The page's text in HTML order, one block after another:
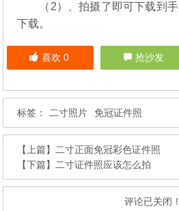
（2）、拍摄了即可下载到
下载。
喜欢 0 抢沙发
标签： 二寸照片 免冠证件照
【上篇】二寸正面免冠彩色证件照
【下篇】二寸证件照应该怎么拍
评论已关闭！